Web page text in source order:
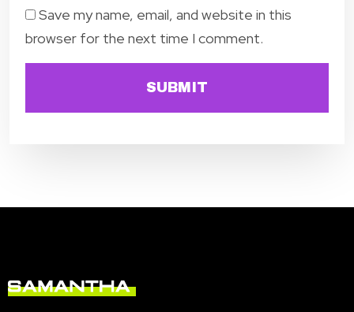
Save my name, email, and website in this
browser for the next time I comment.
SUBMIT